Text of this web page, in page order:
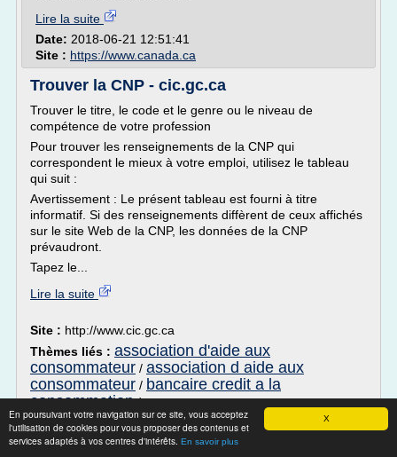
X
En poursuivant votre navigation sur ce site, vous acceptez
l'utilisation de cookies pour vous proposer des contenus et
services adaptés à vos centres d'intérêts. En savoir plus
Lire la suite
Date: 2018-06-21 12:51:41
Site : https://www.canada.ca
Trouver la CNP - cic.gc.ca
Trouver le titre, le code et le genre ou le niveau de
compétence de votre profession
Pour trouver les renseignements de la CNP qui
correspondent le mieux à votre emploi, utilisez le tableau
qui suit :
Avertissement : Le présent tableau est fourni à titre
informatif. Si des renseignements diffèrent de ceux affichés
sur le site Web de la CNP, les données de la CNP
prévaudront.
Tapez le...
Lire la suite
Site : http://www.cic.gc.ca
Thèmes liés : association d'aide aux
consommateur / association d aide aux
consommateur / bancaire credit a la
consommation/
bancaire /societe generale credit a la consommation
Le crédit consommation au meilleur taux |